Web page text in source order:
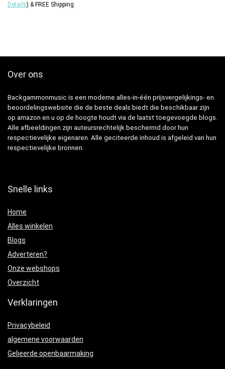
Details) & FREE Shipping.
Over ons
Backgammonmusic is een moderne alles-in-één prijsvergelijkings- en
beoordelingswebsite die de beste deals biedt die beschikbaar zijn
op amazon en u op de hoogte houdt via de laatst toegevoegde blogs.
Alle afbeeldingen zijn auteursrechtelijk beschermd door hun
respectievelijke eigenaren. Alle geciteerde inhoud is afgeleid van hun
respectievelijke bronnen.
Snelle links
Home
Alles winkelen
Blogs
Adverteren?
Onze webshops
Overzicht
Verklaringen
Privacybeleid
algemene voorwaarden
Gelieerde openbaarmaking